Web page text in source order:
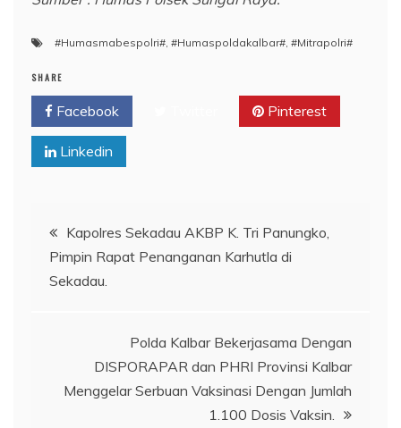
#Humasmabespolri# #Humaspoldakalbar# #Mitrapolri#
SHARE
Facebook Pinterest
Linkedin
Navigasi
pos
Kapolres Sekadau AKBP K. Tri Panungko,
Pimpin Rapat Penanganan Karhutla di
Sekadau.
Polda Kalbar Bekerjasama Dengan
DISPORAPAR dan PHRI Provinsi Kalbar
Menggelar Serbuan Vaksinasi Dengan Jumlah
1.100 Dosis Vaksin.